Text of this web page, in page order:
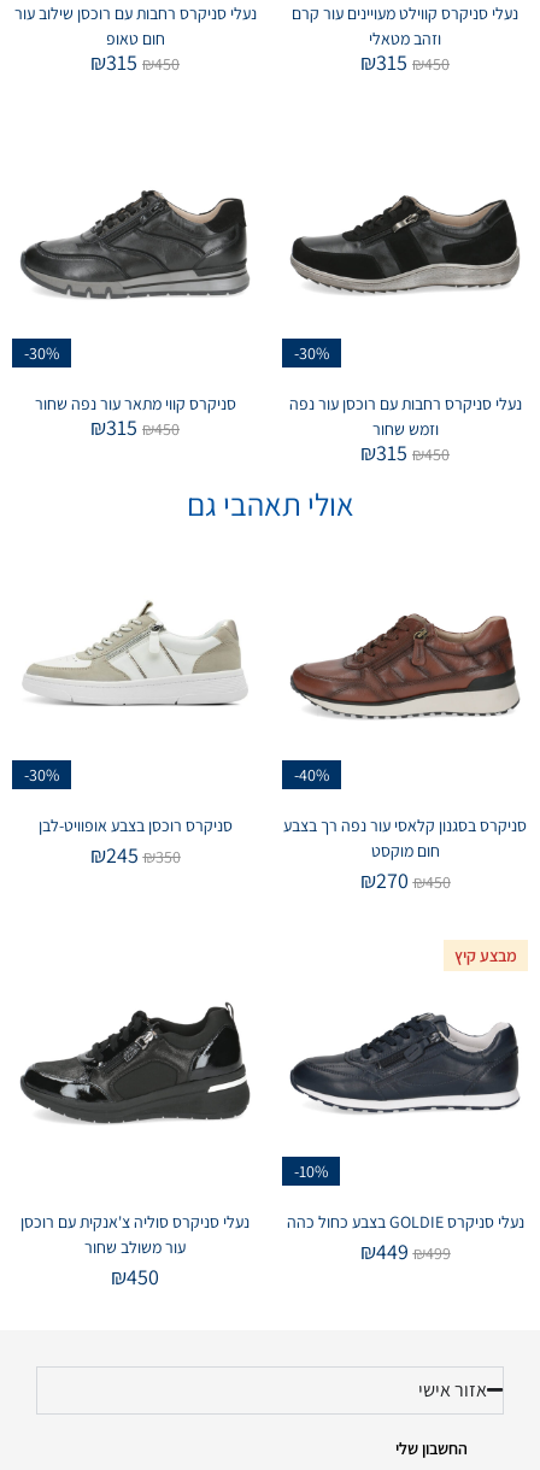
נעלי סניקרס קווילט מעויינים עור קרם
וזהב מטאלי
₪450
₪315
נעלי סניקרס רחבות עם רוכסן שילוב עור
חום טאופ
₪450
₪315
-30%
נעלי סניקרס רחבות עם רוכסן עור נפה
וזמש שחור
₪450
₪315
-30%
סניקרס קווי מתאר עור נפה שחור
₪450
₪315
אולי תאהבי גם
-40%
סניקרס בסגנון קלאסי עור נפה רך בצבע
חום מוקסט
₪450
₪270
-30%
סניקרס רוכסן בצבע אופוויט-לבן
₪350
₪245
מבצע קיץ
-10%
נעלי סניקרס GOLDIE בצבע כחול כהה
₪499
₪449
נעלי סניקרס סוליה צ'אנקית עם רוכסן
עור משולב שחור
₪450
אזור אישי
החשבון שלי